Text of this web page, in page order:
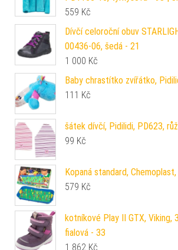
559 Kč
Dívčí celoroční obuv
00436-06, šedá - 21
1 000 Kč
Baby chrastítko zvířátko,
111 Kč
šátek dívčí, Pidilidi, PD623,
99 Kč
Kopaná standard,
579 Kč
kotníkové Play II GTX, Viking,
fialová - 33
1 862 Kč